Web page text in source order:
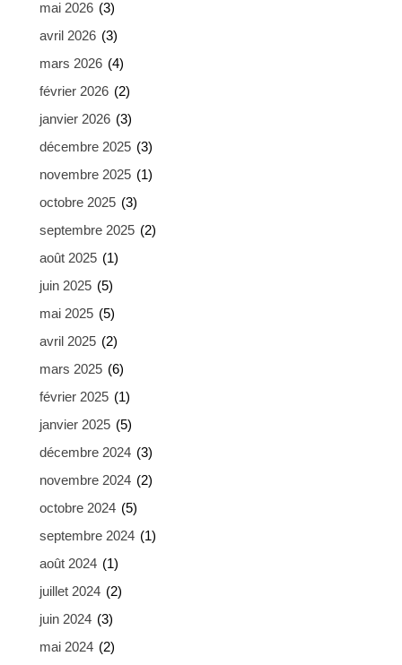
mai 2026 (3)
avril 2026 (3)
mars 2026 (4)
février 2026 (2)
janvier 2026 (3)
décembre 2025 (3)
novembre 2025 (1)
octobre 2025 (3)
septembre 2025 (2)
août 2025 (1)
juin 2025 (5)
mai 2025 (5)
avril 2025 (2)
mars 2025 (6)
février 2025 (1)
janvier 2025 (5)
décembre 2024 (3)
novembre 2024 (2)
octobre 2024 (5)
septembre 2024 (1)
août 2024 (1)
juillet 2024 (2)
juin 2024 (3)
mai 2024 (2)